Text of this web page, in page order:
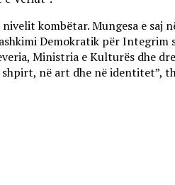
kombëtar. Mungesa e
Demokratik për Integrim
Ministria e Kulturës dhe
në art dhe në identitet”,